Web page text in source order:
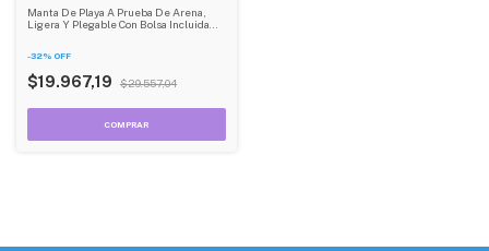
Manta De Playa A Prueba De Arena,
Ligera Y Plegable Con Bolsa Incluida
-32% OFF
$19.967,19 $29.557,04